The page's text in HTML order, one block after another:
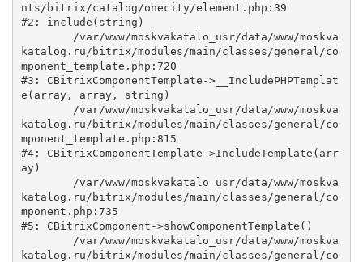
nts/bitrix/catalog/onecity/element.php:39
#2: include(string)
katalog.ru/bitrix/modules/main/classes/general/co
mponent_template.php:720
#3: CBitrixComponentTemplate->__IncludePHPTemplat
e(array, array, string)
katalog.ru/bitrix/modules/main/classes/general/co
mponent_template.php:815
#4: CBitrixComponentTemplate->IncludeTemplate(arr
ay)
katalog.ru/bitrix/modules/main/classes/general/co
mponent.php:735
#5: CBitrixComponent->showComponentTemplate()
katalog.ru/bitrix/modules/main/classes/general/co